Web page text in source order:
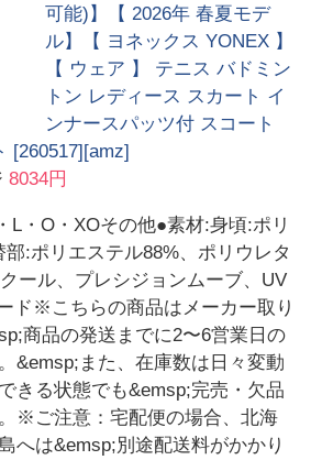
可能)】【 2026年 春夏モデ
ル】【 ヨネックス YONEX 】
【 ウェア 】 テニス バドミン
トン レディース スカート イ
ンナースパッツ付 スコート
[260517][amz]
8034円
L・O・XOその他●素材:身頃:ポリ
:ポリエステル88%、ポリウレタ
ール、プレシジョンムーブ、UV
ド※こちらの商品はメーカー取り
商品の発送までに2〜6営業日の
&emsp;また、在庫数は日々変動
きる状態でも&emsp;完売・欠品
※ご注意：宅配便の場合、北海
へは&emsp;別途配送料がかかり